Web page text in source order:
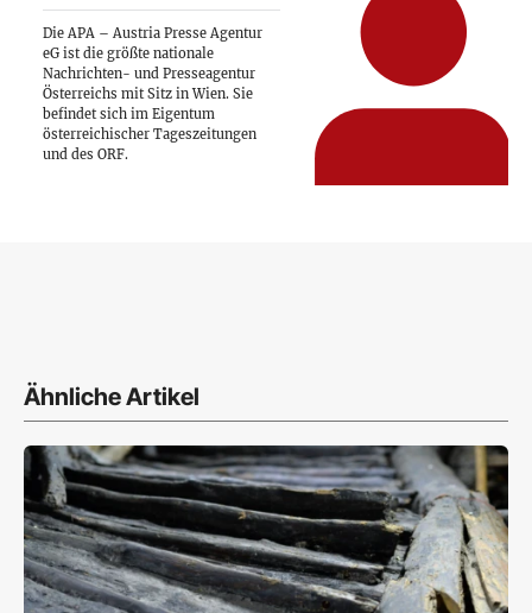
Die APA – Austria Presse Agentur
eG ist die größte nationale
Nachrichten- und Presseagentur
Österreichs mit Sitz in Wien. Sie
befindet sich im Eigentum
österreichischer Tageszeitungen
und des ORF.
Ähnliche Artikel